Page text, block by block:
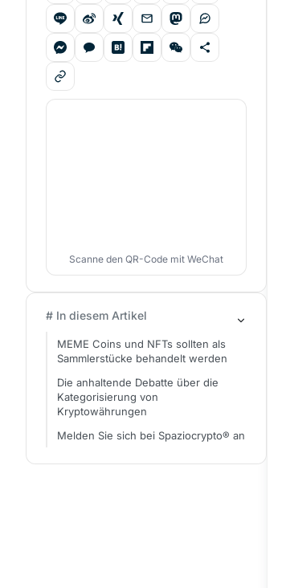
Scanne den QR-Code mit WeChat
# In diesem Artikel
MEME Coins und NFTs sollten als
Sammlerstücke behandelt werden
Die anhaltende Debatte über die
Kategorisierung von
Kryptowährungen
Melden Sie sich bei Spaziocrypto® an